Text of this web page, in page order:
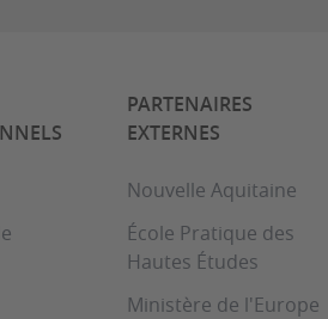
PARTENAIRES
EXTERNES
Nouvelle Aquitaine
École Pratique des
Hautes Études
Ministère de l'Europe